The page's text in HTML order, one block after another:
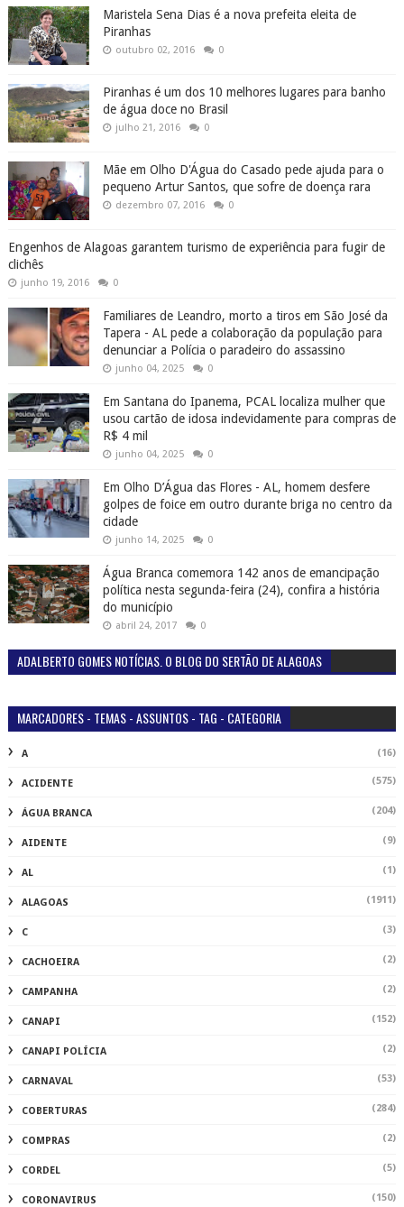
Maristela Sena Dias é a nova prefeita eleita de
Piranhas
outubro 02, 2016 0
Piranhas é um dos 10 melhores lugares para banho
de água doce no Brasil
julho 21, 2016 0
Mãe em Olho D'Água do Casado pede ajuda para o
pequeno Artur Santos, que sofre de doença rara
dezembro 07, 2016 0
Engenhos de Alagoas garantem turismo de experiência para fugir de
clichês
junho 19, 2016 0
Familiares de Leandro, morto a tiros em São José da
Tapera - AL pede a colaboração da população para
denunciar a Polícia o paradeiro do assassino
junho 04, 2025 0
Em Santana do Ipanema, PCAL localiza mulher que
usou cartão de idosa indevidamente para compras de
R$ 4 mil
junho 04, 2025 0
Em Olho D’Água das Flores - AL, homem desfere
golpes de foice em outro durante briga no centro da
cidade
junho 14, 2025 0
Água Branca comemora 142 anos de emancipação
política nesta segunda-feira (24), confira a história
do município
abril 24, 2017 0
ADALBERTO GOMES NOTÍCIAS. O BLOG DO SERTÃO DE ALAGOAS
MARCADORES - TEMAS - ASSUNTOS - TAG - CATEGORIA
A (16)
ACIDENTE (575)
ÁGUA BRANCA (204)
AIDENTE (9)
AL (1)
ALAGOAS (1911)
C (3)
CACHOEIRA (2)
CAMPANHA (2)
CANAPI (152)
CANAPI POLÍCIA (2)
CARNAVAL (53)
COBERTURAS (284)
COMPRAS (2)
CORDEL (5)
CORONAVIRUS (150)